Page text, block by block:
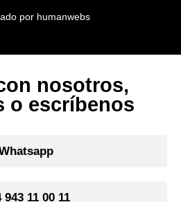
por humanwebs
nosotros,
o escríbenos
943 11 00 11